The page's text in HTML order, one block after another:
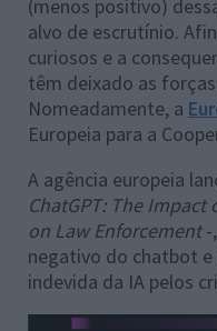
(menos positivo)
alvo de escrutínio.
curiosos e a
têm deixado as
Nomeadamente, a
Europeia para a
A agência europeia
ChatGPT: The Impact
on Law Enforcement-
negativo do chatbot
indevida da IA pelos